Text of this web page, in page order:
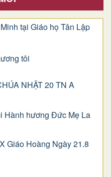
tại Giáo họ Tân Lập
tôi
NHẬT 20 TN A
Hành hương Đức Mẹ La
Giáo Hoàng Ngày 21.8